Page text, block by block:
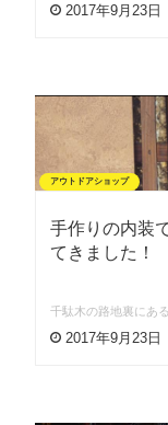
2017年9月23日
アウトドアショップ
手作りの内装
てきました！
千駄木の路地裏にあ
2017年9月23日